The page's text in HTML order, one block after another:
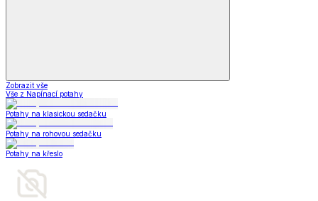
Zobrazit vše
Vše z Napínací potahy
Potahy na klasickou sedačku
Potahy na rohovou sedačku
Potahy na křeslo